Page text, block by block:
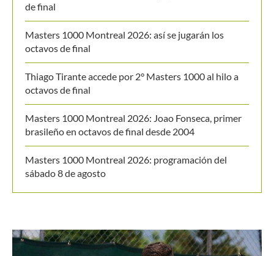
de final
Masters 1000 Montreal 2026: así se jugarán los
octavos de final
Thiago Tirante accede por 2° Masters 1000 al hilo a
octavos de final
Masters 1000 Montreal 2026: Joao Fonseca, primer
brasileño en octavos de final desde 2004
Masters 1000 Montreal 2026: programación del
sábado 8 de agosto